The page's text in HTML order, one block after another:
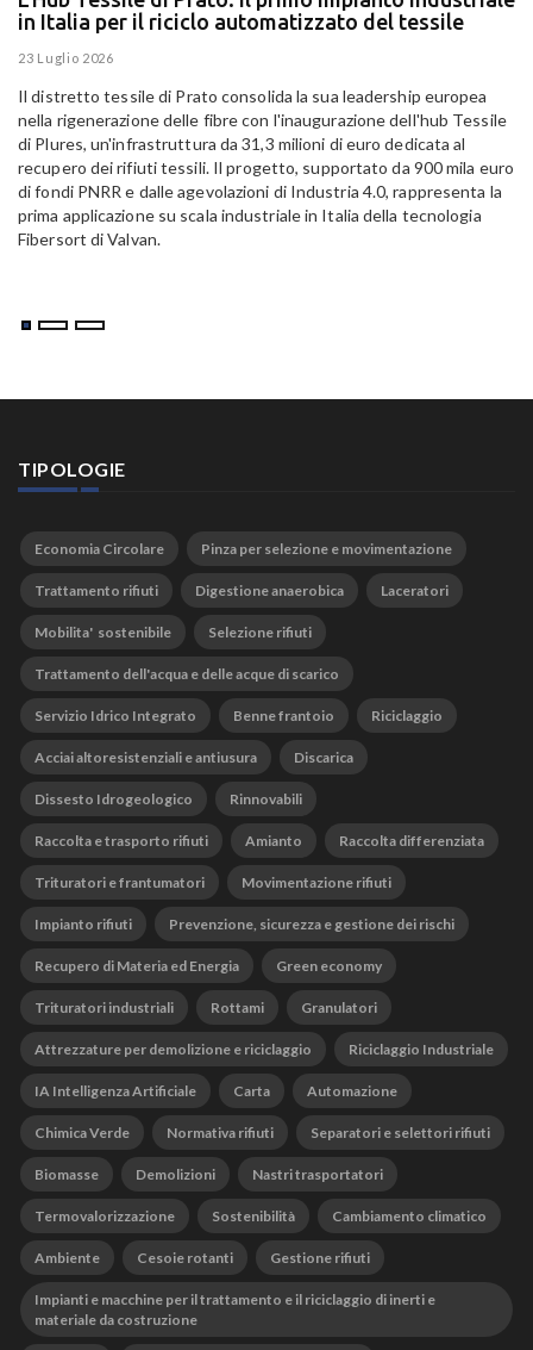
in Italia per il riciclo automatizzato del tessile
23 Luglio 2026
Il distretto tessile di Prato consolida la sua leadership europea
nella rigenerazione delle fibre con l'inaugurazione dell'hub Tessile
di Plures, un'infrastruttura da 31,3 milioni di euro dedicata al
recupero dei rifiuti tessili. Il progetto, supportato da 900 mila euro
di fondi PNRR e dalle agevolazioni di Industria 4.0, rappresenta la
prima applicazione su scala industriale in Italia della tecnologia
Fibersort di Valvan.
TIPOLOGIE
Economia Circolare Pinza per selezione e movimentazione
Trattamento rifiuti Digestione anaerobica Laceratori
Mobilita' sostenibile Selezione rifiuti
Trattamento dell'acqua e delle acque di scarico
Servizio Idrico Integrato Benne frantoio Riciclaggio
Acciai altoresistenziali e antiusura Discarica
Dissesto Idrogeologico Rinnovabili
Raccolta e trasporto rifiuti Amianto Raccolta differenziata
Trituratori e frantumatori Movimentazione rifiuti
Impianto rifiuti Prevenzione, sicurezza e gestione dei rischi
Recupero di Materia ed Energia Green economy
Trituratori industriali Rottami Granulatori
Attrezzature per demolizione e riciclaggio Riciclaggio Industriale
IA Intelligenza Artificiale Carta Automazione
Chimica Verde Normativa rifiuti Separatori e selettori rifiuti
Biomasse Demolizioni Nastri trasportatori
Termovalorizzazione Sostenibilità Cambiamento climatico
Ambiente Cesoie rotanti Gestione rifiuti
Impianti e macchine per il trattamento e il riciclaggio di inerti e
materiale da costruzione